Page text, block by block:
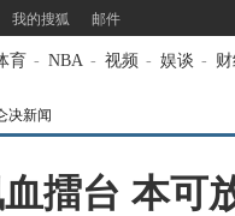
我的搜狐 邮件
育 - NBA - 视频 - 娱谈 -
决新闻
擂台 本可